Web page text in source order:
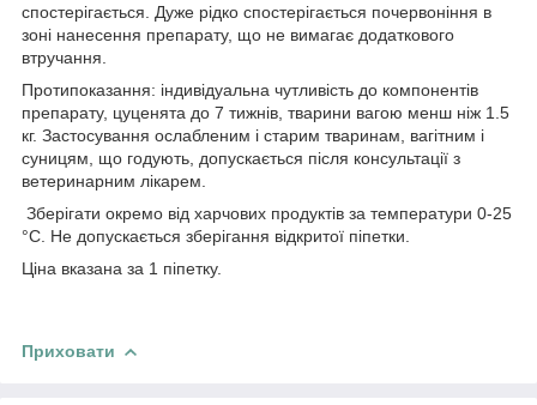
спостерігається. Дуже рідко спостерігається почервоніння в
зоні нанесення препарату, що не вимагає додаткового
втручання.
Протипоказання: індивідуальна чутливість до компонентів
препарату, цуценята до 7 тижнів, тварини вагою менш ніж 1.5
кг. Застосування ослабленим і старим тваринам, вагітним і
суницям, що годують, допускається після консультації з
ветеринарним лікарем.
Зберігати окремо від харчових продуктів за температури 0-25
°C. Не допускається зберігання відкритої піпетки.
Ціна вказана за 1 піпетку.
Приховати